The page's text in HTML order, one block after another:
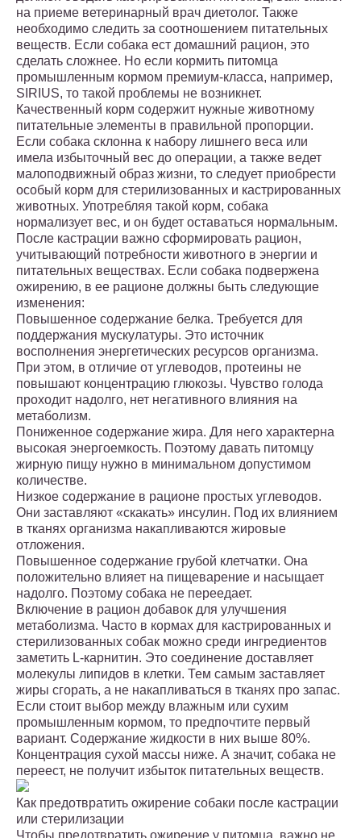
на приеме ветеринарный врач диетолог. Также
необходимо следить за соотношением питательных
веществ. Если собака ест домашний рацион, это
сделать сложнее. Но если кормить питомца
промышленным кормом премиум-класса, например,
SIRIUS, то такой проблемы не возникнет.
Качественный корм содержит нужные животному
питательные элементы в правильной пропорции.
Если собака склонна к набору лишнего веса или
имела избыточный вес до операции, а также ведет
малоподвижный образ жизни, то следует приобрести
особый корм для стерилизованных и кастрированных
животных. Употребляя такой корм, собака
нормализует вес, и он будет оставаться нормальным.
После кастрации важно сформировать рацион,
учитывающий потребности животного в энергии и
питательных веществах. Если собака подвержена
ожирению, в ее рационе должны быть следующие
изменения:
Повышенное содержание белка. Требуется для
поддержания мускулатуры. Это источник
восполнения энергетических ресурсов организма.
При этом, в отличие от углеводов, протеины не
повышают концентрацию глюкозы. Чувство голода
проходит надолго, нет негативного влияния на
метаболизм.
Пониженное содержание жира. Для него характерна
высокая энергоемкость. Поэтому давать питомцу
жирную пищу нужно в минимальном допустимом
количестве.
Низкое содержание в рационе простых углеводов.
Они заставляют «скакать» инсулин. Под их влиянием
в тканях организма накапливаются жировые
отложения.
Повышенное содержание грубой клетчатки. Она
положительно влияет на пищеварение и насыщает
надолго. Поэтому собака не переедает.
Включение в рацион добавок для улучшения
метаболизма. Часто в кормах для кастрированных и
стерилизованных собак можно среди ингредиентов
заметить L-карнитин. Это соединение доставляет
молекулы липидов в клетки. Тем самым заставляет
жиры сгорать, а не накапливаться в тканях про запас.
Если стоит выбор между влажным или сухим
промышленным кормом, то предпочтите первый
вариант. Содержание жидкости в них выше 80%.
Концентрация сухой массы ниже. А значит, собака не
переест, не получит избыток питательных веществ.
Как предотвратить ожирение собаки после кастрации
или стерилизации
Чтобы предотвратить ожирение у питомца, важно не